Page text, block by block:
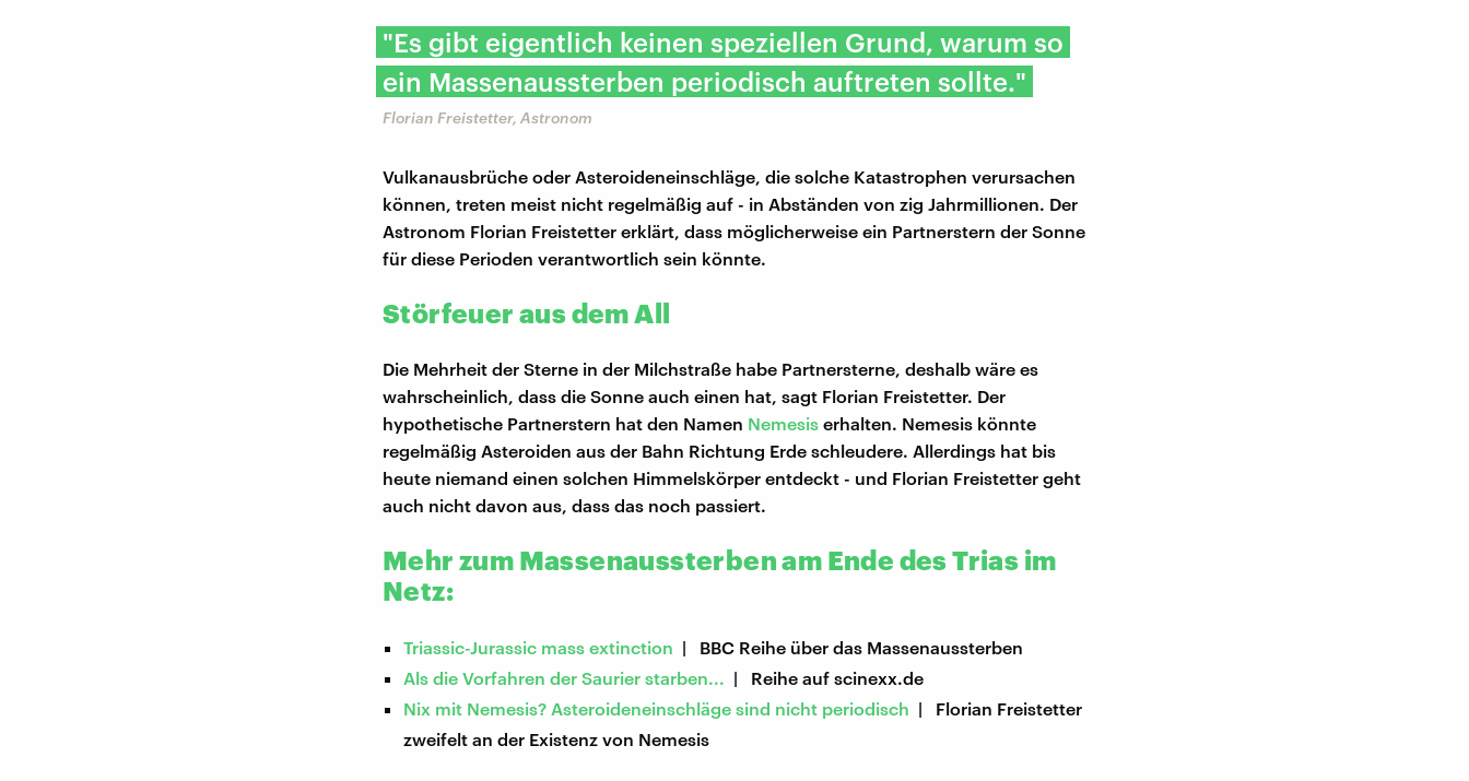
"Es gibt eigentlich keinen speziellen Grund, warum so
ein Massenaussterben periodisch auftreten sollte."
Florian Freistetter, Astronom
Vulkanausbrüche oder Asteroideneinschläge, die solche Katastrophen verursachen
können, treten meist nicht regelmäßig auf - in Abständen von zig Jahrmillionen. Der
Astronom Florian Freistetter erklärt, dass möglicherweise ein Partnerstern der Sonne
für diese Perioden verantwortlich sein könnte.
Störfeuer aus dem All
Die Mehrheit der Sterne in der Milchstraße habe Partnersterne, deshalb wäre es
wahrscheinlich, dass die Sonne auch einen hat, sagt Florian Freistetter. Der
hypothetische Partnerstern hat den Namen Nemesis erhalten. Nemesis könnte
regelmäßig Asteroiden aus der Bahn Richtung Erde schleudere. Allerdings hat bis
heute niemand einen solchen Himmelskörper entdeckt - und Florian Freistetter geht
auch nicht davon aus, dass das noch passiert.
Mehr zum Massenaussterben am Ende des Trias im
Netz:
Triassic-Jurassic mass extinction | BBC Reihe über das Massenaussterben
Als die Vorfahren der Saurier starben... | Reihe auf scinexx.de
Nix mit Nemesis? Asteroideneinschläge sind nicht periodisch | Florian Freistetter
zweifelt an der Existenz von Nemesis